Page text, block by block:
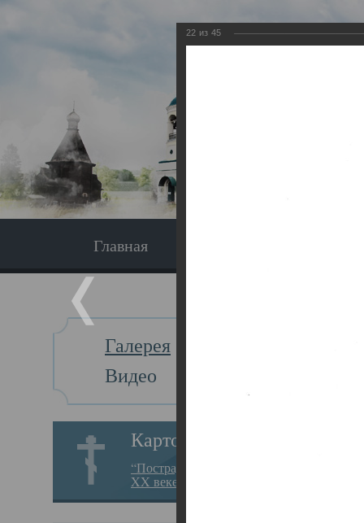
Главная
Галерея
Видео
Картотека
“Пострадавшие за веру в
XX веке на Севере”
22 из 45